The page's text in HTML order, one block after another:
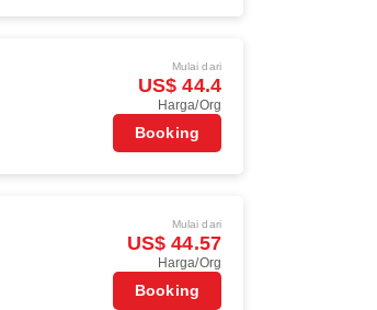
Mulai dari
US$ 44.4
Harga/Org
Booking
Mulai dari
US$ 44.57
Harga/Org
Booking